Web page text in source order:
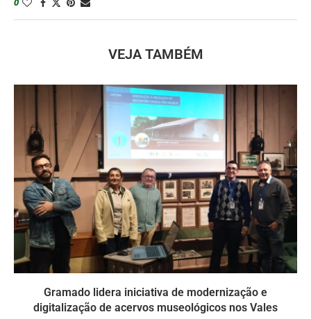
VEJA TAMBÉM
Gramado lidera iniciativa de modernização e
digitalização de acervos museológicos nos Vales